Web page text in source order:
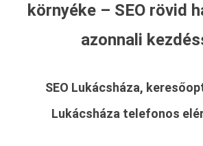
környéke – SEO rövid
azonnali
SEO Lukácsháza,
Lukácsháza telefonos